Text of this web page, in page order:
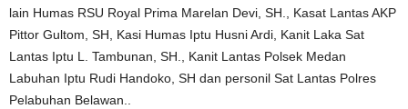
lain Humas RSU Royal Prima Marelan Devi, SH., Kasat Lantas AKP
Pittor Gultom, SH, Kasi Humas Iptu Husni Ardi, Kanit Laka Sat
Lantas Iptu L. Tambunan, SH., Kanit Lantas Polsek Medan
Labuhan Iptu Rudi Handoko, SH dan personil Sat Lantas Polres
Pelabuhan Belawan..